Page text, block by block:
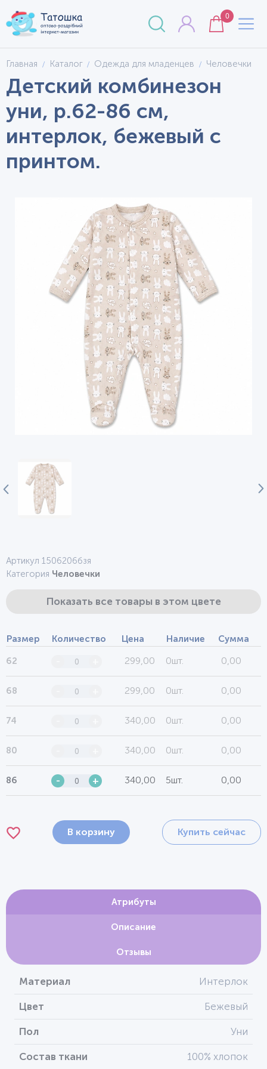
0
Главная Каталог Одежда для младенцев Человечки
Детский комбинезон
уни, р.62-86 см,
интерлок, бежевый с
принтом.
Артикул 1506206бзя
Категория Человечки
Показать все товары в этом цвете
Размер Количество Цена Наличие Сумма
62 299,00 0шт. 0,00
68 299,00 0шт. 0,00
74 340,00 0шт. 0,00
80 340,00 0шт. 0,00
86 - + 340,00 5шт. 0,00
В корзину Купить сейчас
Атрибуты
Описание
Отзывы
Материал Интерлок
Цвет Бежевый
Пол Уни
Состав ткани 100% хлопок